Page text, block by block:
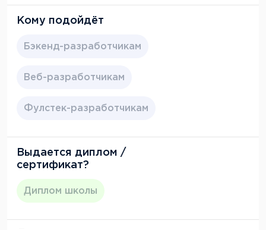
Кому подойдёт
Бэкенд-разработчикам
Веб-разработчикам
Фулстек-разработчикам
Выдается диплом /
сертификат?
Диплом школы